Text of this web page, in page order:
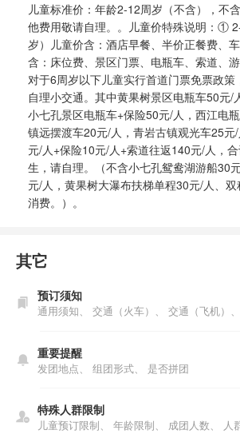
儿童标准价：年龄2-12周岁（不含），不
他费用敬请自理。。儿童价特殊说明：①
岁）儿童价含：酒店早餐、半价正餐费、
含：床位费、景区门票、电瓶车、索道、
对于6周岁以下儿童实行首道门票免票政
自理小交通。其中黄果树景区电瓶车50元/
小七孔景区电瓶车+保险50元/人，西江电
镇远摆渡车20元/人，青岩古镇观光车25元
元/人+保险10元/人+索道往返140元/人，
生，请自理。（不含小七孔鸳鸯湖游船30
元/人，黄果树大瀑布扶梯单程30元/人、
消费。）。
其它
预订须知
通用须知、 交通（火车）、 交通（飞机）、
重要提醒
发团地点、 组团形式、 是否拼团
特殊人群限制
儿童预订限制、 年龄限制、 成团人数、 人群限